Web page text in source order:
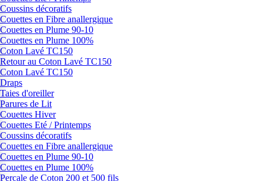
Coussins décoratifs
Couettes en Fibre anallergique
Couettes en Plume 90-10
Couettes en Plume 100%
Coton Lavé TC150
Retour au Coton Lavé TC150
Coton Lavé TC150
Draps
Taies d'oreiller
Parures de Lit
Couettes Hiver
Couettes Eté / Printemps
Coussins décoratifs
Couettes en Fibre anallergique
Couettes en Plume 90-10
Couettes en Plume 100%
Percale de Coton 200 et 500 fils